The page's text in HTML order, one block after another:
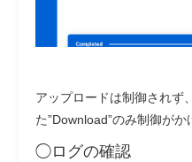
アップロードは制御されず
た”Download”のみ制御がか
◯ログの確認